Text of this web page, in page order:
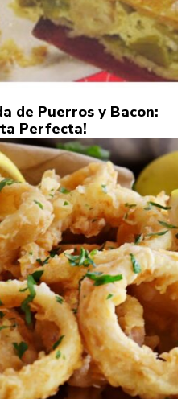
de Puerros y Bacon:
Perfecta!